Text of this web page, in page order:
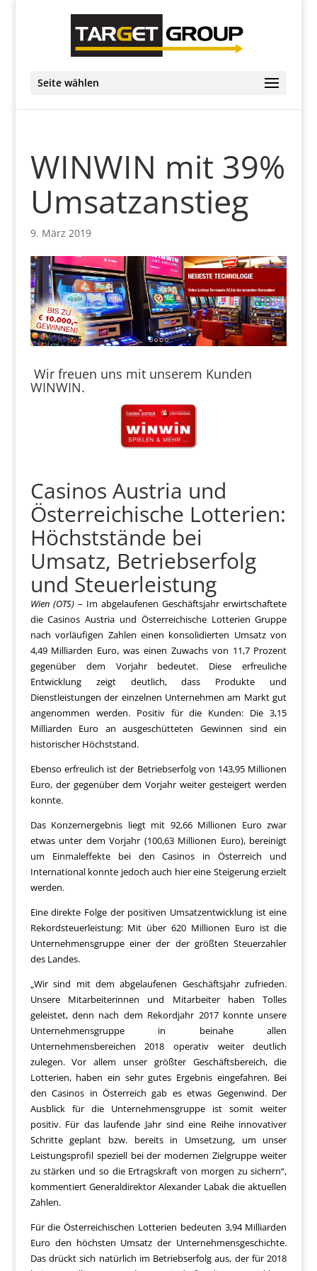
Seite wählen
WINWIN mit 39%
Umsatzanstieg
9. März 2019
Wir freuen uns mit unserem Kunden
WINWIN.
Casinos Austria und
Österreichische Lotterien:
Höchststände bei
Umsatz, Betriebserfolg
und Steuerleistung
Wien (OTS)– Im abgelaufenen Geschäftsjahr erwirtschaftete
die Casinos Austria und Österreichische Lotterien Gruppe
nach vorläufigen Zahlen einen konsolidierten Umsatz von
4,49 Milliarden Euro, was einen Zuwachs von 11,7 Prozent
gegenüber dem Vorjahr bedeutet. Diese erfreuliche
Entwicklung zeigt deutlich, dass Produkte und
Dienstleistungen der einzelnen Unternehmen am Markt gut
angenommen werden. Positiv für die Kunden: Die 3,15
Milliarden Euro an ausgeschütteten Gewinnen sind ein
historischer Höchststand.
Ebenso erfreulich ist der Betriebserfolg von 143,95 Millionen
Euro, der gegenüber dem Vorjahr weiter gesteigert werden
konnte.
Das Konzernergebnis liegt mit 92,66 Millionen Euro zwar
etwas unter dem Vorjahr (100,63 Millionen Euro), bereinigt
um Einmaleffekte bei den Casinos in Österreich und
International konnte jedoch auch hier eine Steigerung erzielt
werden.
Eine direkte Folge der positiven Umsatzentwicklung ist eine
Rekordsteuerleistung: Mit über 620 Millionen Euro ist die
Unternehmensgruppe einer der der größten Steuerzahler
des Landes.
„Wir sind mit dem abgelaufenen Geschäftsjahr zufrieden.
Unsere Mitarbeiterinnen und Mitarbeiter haben Tolles
geleistet, denn nach dem Rekordjahr 2017 konnte unsere
Unternehmensgruppe in beinahe allen
Unternehmensbereichen 2018 operativ weiter deutlich
zulegen. Vor allem unser größter Geschäftsbereich, die
Lotterien, haben ein sehr gutes Ergebnis eingefahren. Bei
den Casinos in Österreich gab es etwas Gegenwind. Der
Ausblick für die Unternehmensgruppe ist somit weiter
positiv. Für das laufende Jahr sind eine Reihe innovativer
Schritte geplant bzw. bereits in Umsetzung, um unser
Leistungsprofil speziell bei der modernen Zielgruppe weiter
zu stärken und so die Ertragskraft von morgen zu sichern“,
kommentiert Generaldirektor Alexander Labak die aktuellen
Zahlen.
Für die Österreichischen Lotterien bedeuten 3,94 Milliarden
Euro den höchsten Umsatz der Unternehmensgeschichte.
Das drückt sich natürlich im Betriebserfolg aus, der für 2018